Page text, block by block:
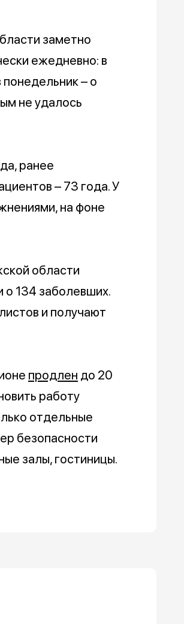
заметно
ежедневно: в
– о
не удалось
ранее
– 73 года. У
на фоне
области
134 заболевших.
и получают
продлен до 20
работу
отдельные
безопасности
залы, гостиницы.